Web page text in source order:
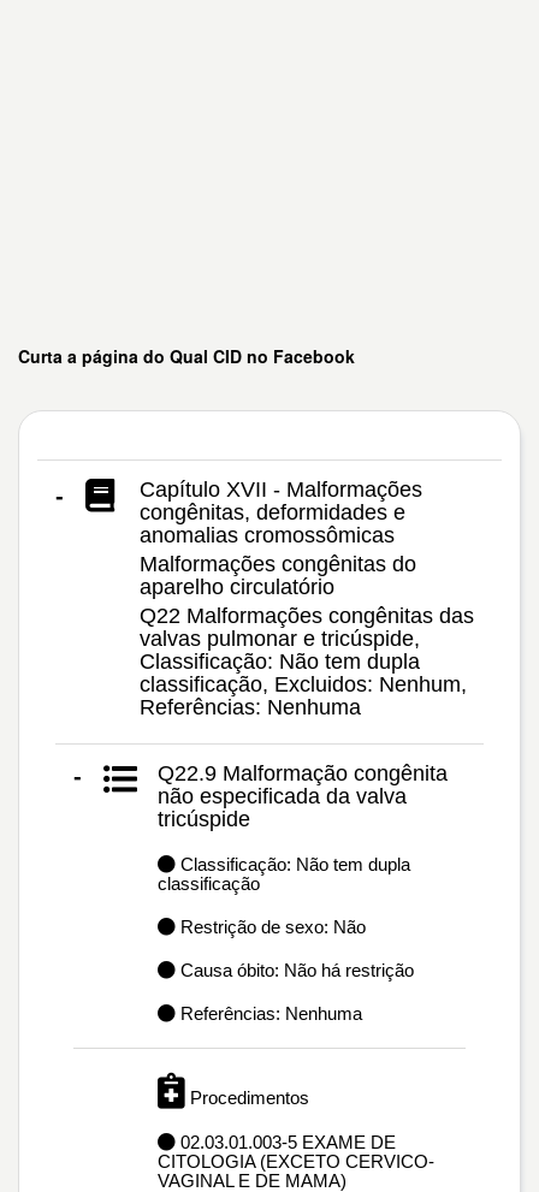
Curta a página do Qual CID no Facebook
-
Capítulo XVII - Malformações
congênitas, deformidades e
anomalias cromossômicas
Malformações congênitas do
aparelho circulatório
Q22 Malformações congênitas das
valvas pulmonar e tricúspide,
Classificação: Não tem dupla
classificação, Excluidos: Nenhum,
Referências: Nenhuma
-
Q22.9 Malformação congênita
não especificada da valva
tricúspide
Classificação: Não tem dupla
classificação
Restrição de sexo: Não
Causa óbito: Não há restrição
Referências: Nenhuma
Procedimentos
02.03.01.003-5 EXAME DE
CITOLOGIA (EXCETO CERVICO-
VAGINAL E DE MAMA)